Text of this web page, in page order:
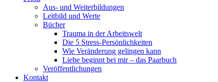
Aus- und Weiterbildungen
Leitbild und Werte
Bücher
Trauma in der Arbeitswelt
Die 5 Stress-Persönlichkeiten
Wie Veränderung gelingen kann
Liebe beginnt bei mir – das Paarbuch
Veröffentlichungen
Kontakt